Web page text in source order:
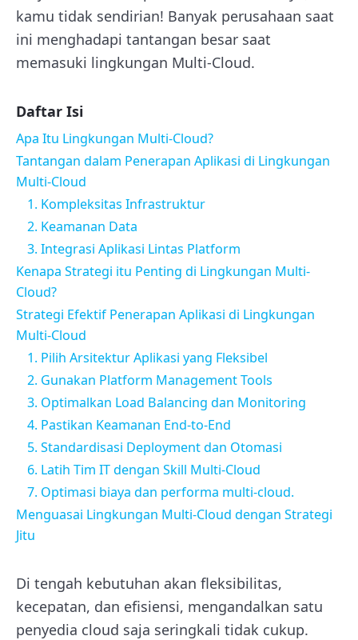
kamu tidak sendirian! Banyak perusahaan saat
ini menghadapi tantangan besar saat
memasuki lingkungan Multi-Cloud.
Daftar Isi
Apa Itu Lingkungan Multi-Cloud?
Tantangan dalam Penerapan Aplikasi di Lingkungan
Multi-Cloud
1. Kompleksitas Infrastruktur
2. Keamanan Data
3. Integrasi Aplikasi Lintas Platform
Kenapa Strategi itu Penting di Lingkungan Multi-
Cloud?
Strategi Efektif Penerapan Aplikasi di Lingkungan
Multi-Cloud
1. Pilih Arsitektur Aplikasi yang Fleksibel
2. Gunakan Platform Management Tools
3. Optimalkan Load Balancing dan Monitoring
4. Pastikan Keamanan End-to-End
5. Standardisasi Deployment dan Otomasi
6. Latih Tim IT dengan Skill Multi-Cloud
7. Optimasi biaya dan performa multi-cloud.
Menguasai Lingkungan Multi-Cloud dengan Strategi
Jitu
Di tengah kebutuhan akan fleksibilitas,
kecepatan, dan efisiensi, mengandalkan satu
penyedia cloud saja seringkali tidak cukup.